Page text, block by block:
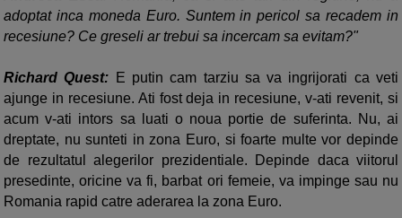
adoptat inca moneda Euro. Suntem in pericol sa recadem in
recesiune? Ce greseli ar trebui sa incercam sa evitam?"
Richard Quest: E putin cam tarziu sa va ingrijorati ca veti
ajunge in recesiune. Ati fost deja in recesiune, v-ati revenit, si
acum v-ati intors sa luati o noua portie de suferinta. Nu, ai
dreptate, nu sunteti in zona Euro, si foarte multe vor depinde
de rezultatul alegerilor prezidentiale. Depinde daca viitorul
presedinte, oricine va fi, barbat ori femeie, va impinge sau nu
Romania rapid catre aderarea la zona Euro.